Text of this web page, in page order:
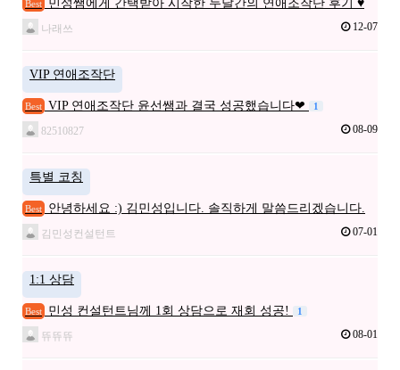
Best 민성쌤에게 간택받아 시작한 두달간의 연애조작단 후기 ♥
나래쓰 12-07
VIP 연애조작단
Best VIP 연애조작단 윤선쌤과 결국 성공했습니다❤ 1
82510827 08-09
특별 코칭
Best 안녕하세요 :) 김민성입니다. 솔직하게 말씀드리겠습니다.
김민성컨설턴트 07-01
1:1 상담
Best 민성 컨설턴트님께 1회 상담으로 재회 성공! 1
뜌뜌뜌 08-01